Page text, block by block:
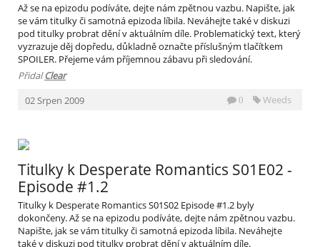
02 Srpen 2009
Až se na epizodu podíváte, dejte nám zpětnou vazbu. Napište, jak
se vám titulky či samotná epizoda líbila. Neváhejte také v diskuzi
pod titulky probrat dění v aktuálním díle. Problematický text, který
vyzrazuje děj dopředu, důkladně označte příslušným tlačítkem
SPOILER. Přejeme vám příjemnou zábavu při sledování.
PřidalClear
0 Weeds
Titulky k Desperate Romantics S01E02 -
Episode #1.2
Titulky k Desperate Romantics S01S02 Episode #1.2 byly
dokončeny. Až se na epizodu podíváte, dejte nám zpětnou vazbu.
Napište, jak se vám titulky či samotná epizoda líbila. Neváhejte
také v diskuzi pod titulky probrat dění v aktuálním díle.